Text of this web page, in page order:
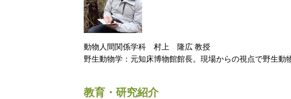
動物人間関係学科 村上 隆広 教授
野生動物学：元知床博物館館長。現場からの視点で野生動
教育・研究紹介